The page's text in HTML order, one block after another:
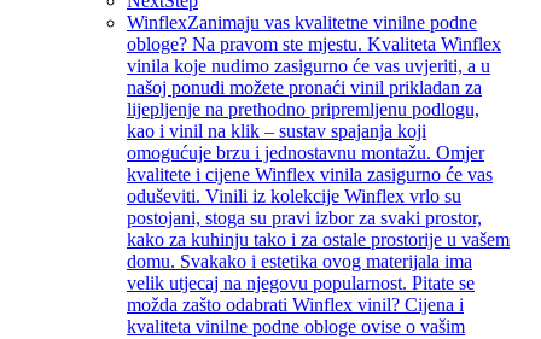
WinflexZanimaju vas kvalitetne vinilne podne
obloge? Na pravom ste mjestu. Kvaliteta Winflex
vinila koje nudimo zasigurno će vas uvjeriti, a u
našoj ponudi možete pronaći vinil prikladan za
lijepljenje na prethodno pripremljenu podlogu,
kao i vinil na klik – sustav spajanja koji
omogućuje brzu i jednostavnu montažu. Omjer
kvalitete i cijene Winflex vinila zasigurno će vas
oduševiti. Vinili iz kolekcije Winflex vrlo su
postojani, stoga su pravi izbor za svaki prostor,
kako za kuhinju tako i za ostale prostorije u vašem
domu. Svakako i estetika ovog materijala ima
velik utjecaj na njegovu popularnost. Pitate se
možda zašto odabrati Winflex vinil? Cijena i
kvaliteta vinilne podne obloge ovise o vašim